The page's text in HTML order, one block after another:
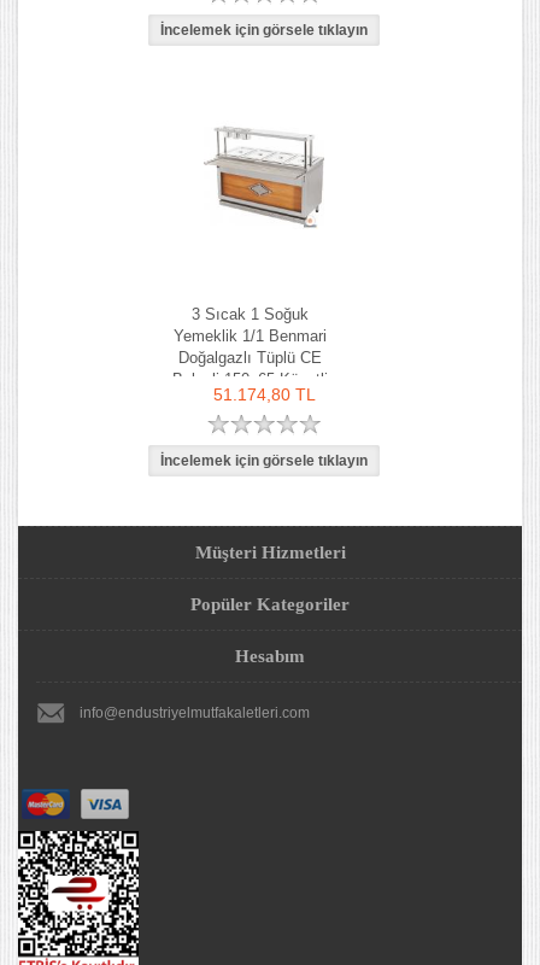
3 Sıcak 1 Soğuk
Yemeklik 1/1 Benmari
Doğalgazlı Tüplü CE
Belgeli 150x65 Küvetli
Kapaklı Kaşıklıklı
51.174,80 TL
Müşteri Hizmetleri
Popüler Kategoriler
Hesabım
info@endustriyelmutfakaletleri.com